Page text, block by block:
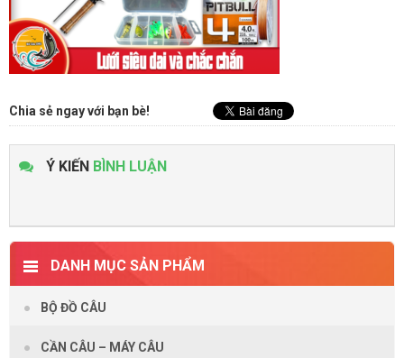
Chia sẻ ngay với bạn bè!
Ý KIẾN BÌNH LUẬN
DANH MỤC SẢN PHẨM
BỘ ĐỒ CÂU
CẦN CÂU – MÁY CÂU